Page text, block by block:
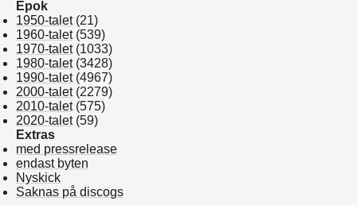
Epok
1950-talet(21)
1960-talet(539)
1970-talet(1033)
1980-talet(3428)
1990-talet(4967)
2000-talet(2279)
2010-talet(575)
2020-talet(59)
Extras
med pressrelease
endast byten
Nyskick
Saknas på discogs